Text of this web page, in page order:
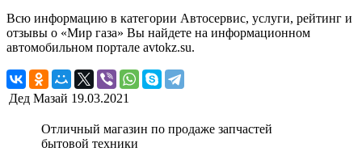
Всю информацию в категории Автосервис, услуги, рейтинг и
отзывы о «Мир газа» Вы найдете на информационном
автомобильном портале avtokz.su.
Дед Мазай 19.03.2021
Отличный магазин по продаже запчастей
бытовой техники